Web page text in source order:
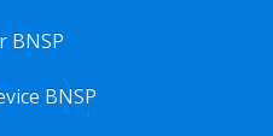
BNSP
BNSP